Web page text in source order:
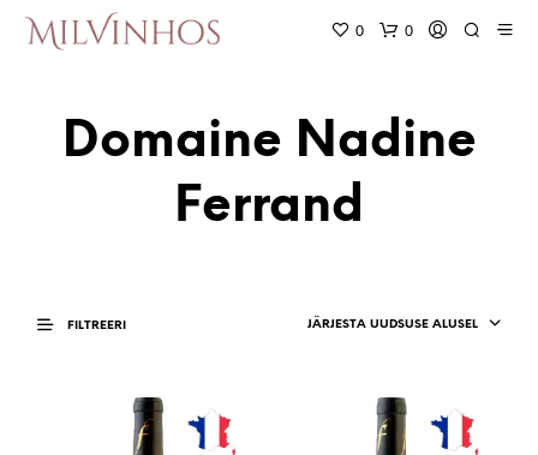
0 0
Domaine Nadine
Ferrand
FILTREERI JÄRJESTA UUDSUSE ALUSEL